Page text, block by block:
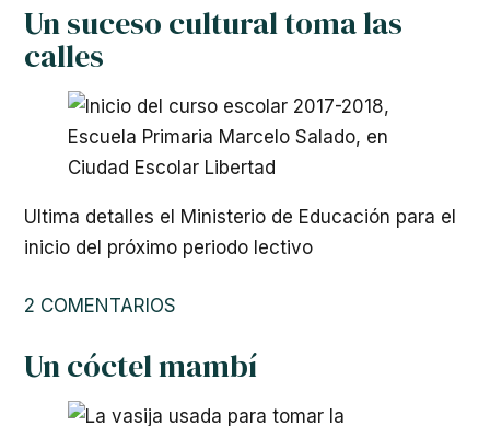
Un suceso cultural toma las
calles
Ultima detalles el Ministerio de Educación para el
inicio del próximo periodo lectivo
2 COMENTARIOS
Un cóctel mambí